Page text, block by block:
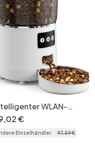
WLAN-
für
und Hunde – 4,5
Runde WLAN-Version
,02€
Einzelhändler 97,59€